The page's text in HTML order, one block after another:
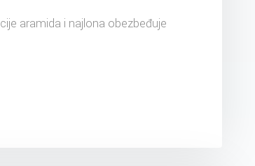
aramida i najlona obezbeđuje